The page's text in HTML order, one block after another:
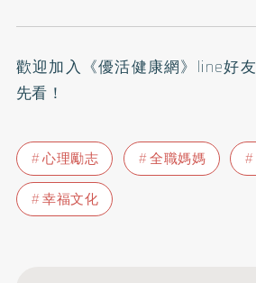
歡迎加入 《優活健康網》line好友
先看！
心理勵志 全職媽媽
幸福文化